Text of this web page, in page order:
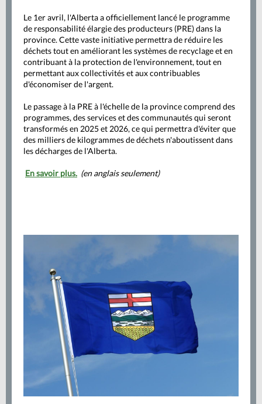
Le 1er avril, l'Alberta a officiellement lancé le programme
de responsabilité élargie des producteurs (PRE) dans la
province. Cette vaste initiative permettra de réduire les
déchets tout en améliorant les systèmes de recyclage et en
contribuant à la protection de l'environnement, tout en
permettant aux collectivités et aux contribuables
d'économiser de l'argent.
Le passage à la PRE à l'échelle de la province comprend des
programmes, des services et des communautés qui seront
transformés en 2025 et 2026, ce qui permettra d'éviter que
des milliers de kilogrammes de déchets n'aboutissent dans
les décharges de l'Alberta.
En savoir plus. (en anglais seulement)